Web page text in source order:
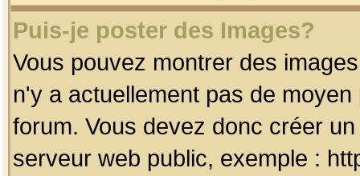
Puis-je poster des Images?
Vous pouvez montrer des
n'y a actuellement pas de
forum. Vous devez donc créer
serveur web public, exemple :